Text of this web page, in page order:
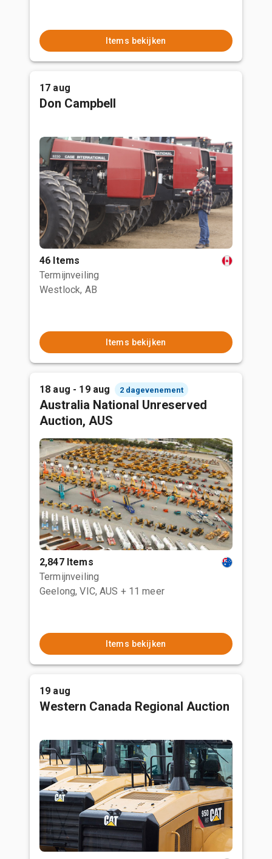
Items bekijken
17 aug
Don Campbell
46 Items
Termijnveiling
Westlock, AB
Items bekijken
18 aug - 19 aug 2 dagevenement
Australia National Unreserved
Auction, AUS
2,847 Items
Termijnveiling
Geelong, VIC, AUS + 11 meer
Items bekijken
19 aug
Western Canada Regional Auction